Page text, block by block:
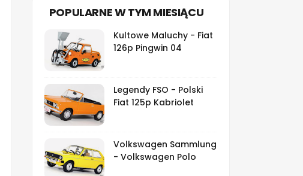
POPULARNE W TYM MIESIĄCU
Kultowe Maluchy - Fiat
126p Pingwin 04
Legendy FSO - Polski
Fiat 125p Kabriolet
Volkswagen Sammlung
- Volkswagen Polo